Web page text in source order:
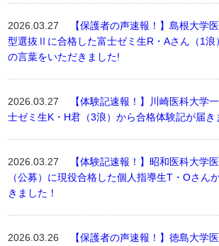
2026.03.27
【保護者の声速報！】島根大学
型選抜Ⅱに合格した富士ゼミ生R・Aさん（1浪
の言葉をいただきました!
2026.03.27
【体験記速報！】川崎医科大学
士ゼミ生K・H君（3浪）から合格体験記が届き
2026.03.27
【体験記速報！】昭和医科大学
（公募）に現役合格した個人指導生T・Oさん
きました！
2026.03.26
【保護者の声速報！】徳島大学